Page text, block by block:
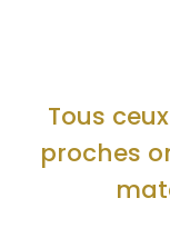
Tous
proches